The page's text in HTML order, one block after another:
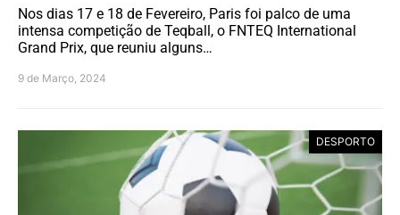
Nos dias 17 e 18 de Fevereiro, Paris foi palco de uma
intensa competição de Teqball, o FNTEQ International
Grand Prix, que reuniu alguns…
9 de Março, 2024
DESPORTO